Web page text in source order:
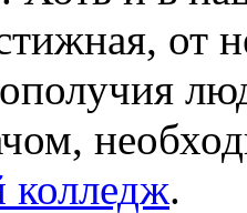
от
колледж.